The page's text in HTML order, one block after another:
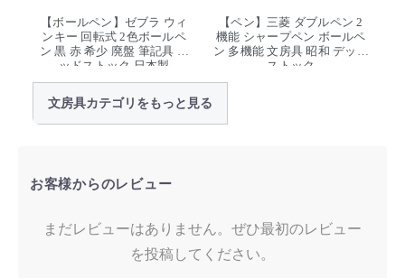
【ボールペン】ゼブラ ウィ
ンキー 回転式 2色ボールペ
ン 黒 赤 希少 廃盤 筆記具 デ
ッドストック 日本製
【ペン】三菱 ダブルペン 2
機能 シャープペン ボールペ
ン 多機能 文房具 昭和 デッド
ストック
文房具カテゴリをもっと見る
お客様からのレビュー
まだレビューはありません。ぜひ最初のレビュー
を投稿してください。